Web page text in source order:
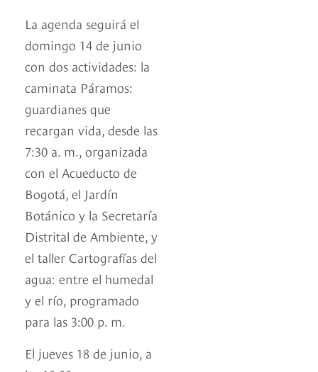
La agenda seguirá el
domingo 14 de junio
con dos actividades: la
caminata Páramos:
guardianes que
recargan vida, desde las
7:30 a. m., organizada
con el Acueducto de
Bogotá, el Jardín
Botánico y la Secretaría
Distrital de Ambiente, y
el taller Cartografías del
agua: entre el humedal
y el río, programado
para las 3:00 p. m.
El jueves 18 de junio, a